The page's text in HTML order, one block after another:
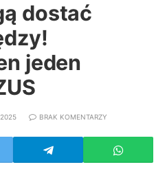
dostać
jeden
BRAK KOMENTARZY